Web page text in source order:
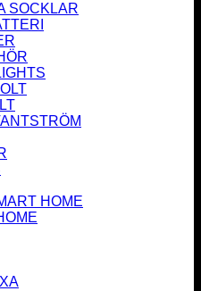
SOCKLAR
HOME